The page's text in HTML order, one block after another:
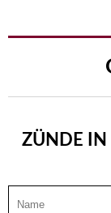
ZÜNDE IN